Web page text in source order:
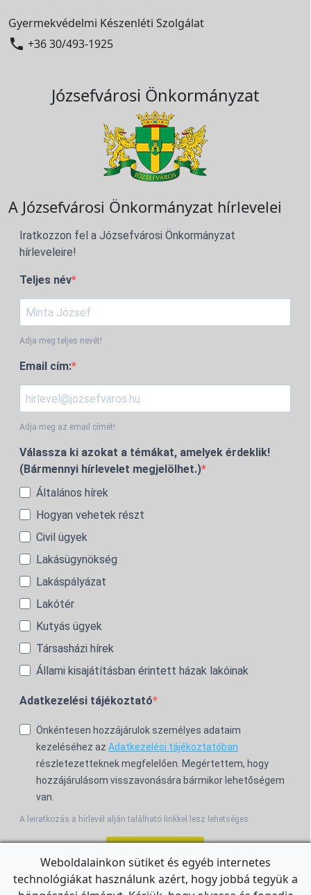
Gyermekvédelmi Készenléti Szolgálat
 +36 30/493-1925
Józsefvárosi Önkormányzat
A Józsefvárosi Önkormányzat hírlevelei
Iratkozzon fel a Józsefvárosi Önkormányzat
hírleveleire!
Teljes név
Adja meg teljes nevét!
Email cím:
Adja meg az email címét!
Válassza ki azokat a témákat, amelyek érdeklik!
(Bármennyi hírlevelet megjelölhet.)
Általános hírek
Hogyan vehetek részt
Civil ügyek
Lakásügynökség
Lakáspályázat
Lakótér
Kutyás ügyek
Társasházi hírek
Állami kisajátításban érintett házak lakóinak
Adatkezelési tájékoztató
Önkéntesen hozzájárulok személyes adataim
kezeléséhez az Adatkezelési tájékoztatóban
részletezetteknek megfelelően. Megértettem, hogy
hozzájárulásom visszavonására bármikor lehetőségem
van.
A leiratkozás a hírlevél alján található linkkel lesz lehetséges.
For the English Newsletter, clickHERE.
Weboldalainkon sütiket és egyéb internetes
technológiákat használunk azért, hogy jobbá tegyük a